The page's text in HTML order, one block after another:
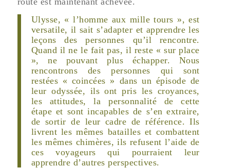
Ulysse, « l’homme aux mille tours », est
versatile, il sait s’adapter et apprendre les
leçons des personnes qu’il rencontre.
Quand il ne le fait pas, il reste « sur place
», ne pouvant plus échapper. Nous
rencontrons des personnes qui sont
restées « coincées » dans un épisode de
leur odyssée, ils ont pris les croyances,
les attitudes, la personnalité de cette
étape et sont incapables de s’en extraire,
de sortir de leur cadre de référence. Ils
livrent les mêmes batailles et combattent
les mêmes chimères, ils refusent l’aide de
ces voyageurs qui pourraient leur
apprendre d’autres perspectives.